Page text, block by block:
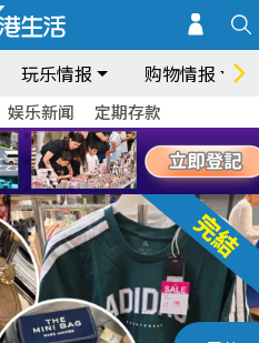
玩乐情报 购物情报
娱乐新闻 定期存款